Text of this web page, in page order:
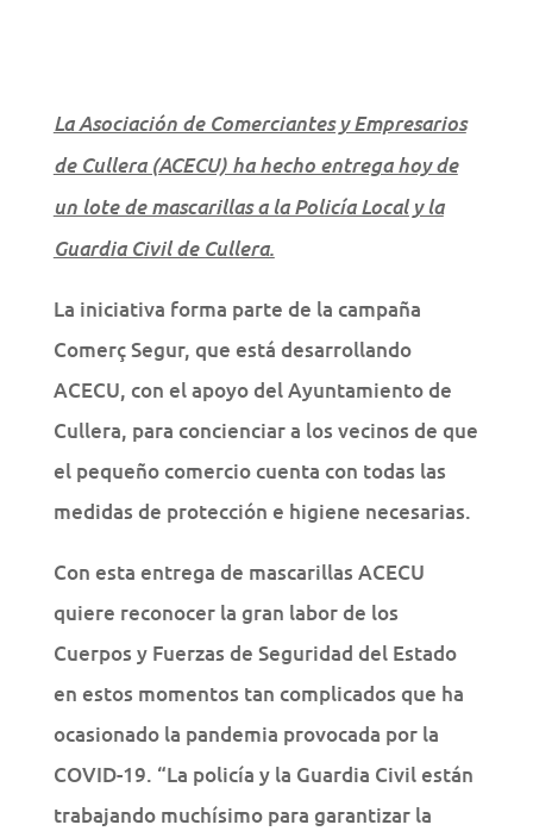
La Asociación de Comerciantes y Empresarios
de Cullera (ACECU) ha hecho entrega hoy de
un lote de mascarillas a la Policía Local y la
Guardia Civil de Cullera.
La iniciativa forma parte de la campaña
Comerç Segur, que está desarrollando
ACECU, con el apoyo del Ayuntamiento de
Cullera, para concienciar a los vecinos de que
el pequeño comercio cuenta con todas las
medidas de protección e higiene necesarias.
Con esta entrega de mascarillas ACECU
quiere reconocer la gran labor de los
Cuerpos y Fuerzas de Seguridad del Estado
en estos momentos tan complicados que ha
ocasionado la pandemia provocada por la
COVID-19. “La policía y la Guardia Civil están
trabajando muchísimo para garantizar la